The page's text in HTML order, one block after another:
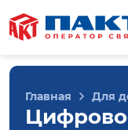
Главная Для